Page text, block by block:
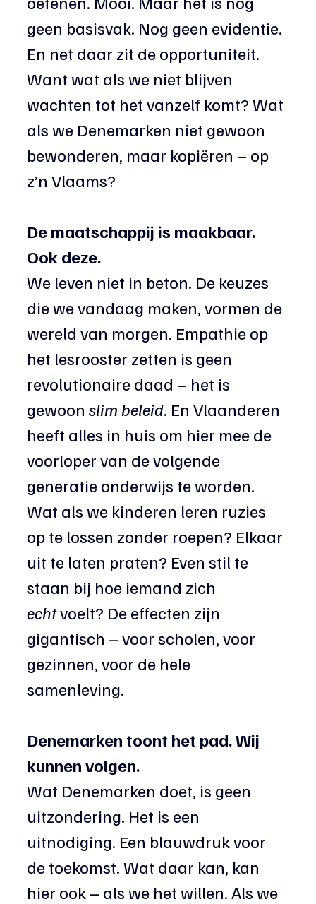
geen basisvak. Nog geen evidentie.
En net daar zit de opportuniteit.
Want wat als we niet blijven
wachten tot het vanzelf komt? Wat
als we Denemarken niet gewoon
bewonderen, maar kopiëren – op
z’n Vlaams?
De maatschappij is maakbaar.
Ook deze.
We leven niet in beton. De keuzes
die we vandaag maken, vormen de
wereld van morgen. Empathie op
het lesrooster zetten is geen
revolutionaire daad – het is
gewoon slim beleid. En Vlaanderen
heeft alles in huis om hier mee de
voorloper van de volgende
generatie onderwijs te worden.
Wat als we kinderen leren ruzies
op te lossen zonder roepen? Elkaar
uit te laten praten? Even stil te
staan bij hoe iemand zich
echt voelt? De effecten zijn
gigantisch – voor scholen, voor
gezinnen, voor de hele
samenleving.
Denemarken toont het pad. Wij
kunnen volgen.
Wat Denemarken doet, is geen
uitzondering. Het is een
uitnodiging. Een blauwdruk voor
de toekomst. Wat daar kan, kan
hier ook – als we het willen. Als we